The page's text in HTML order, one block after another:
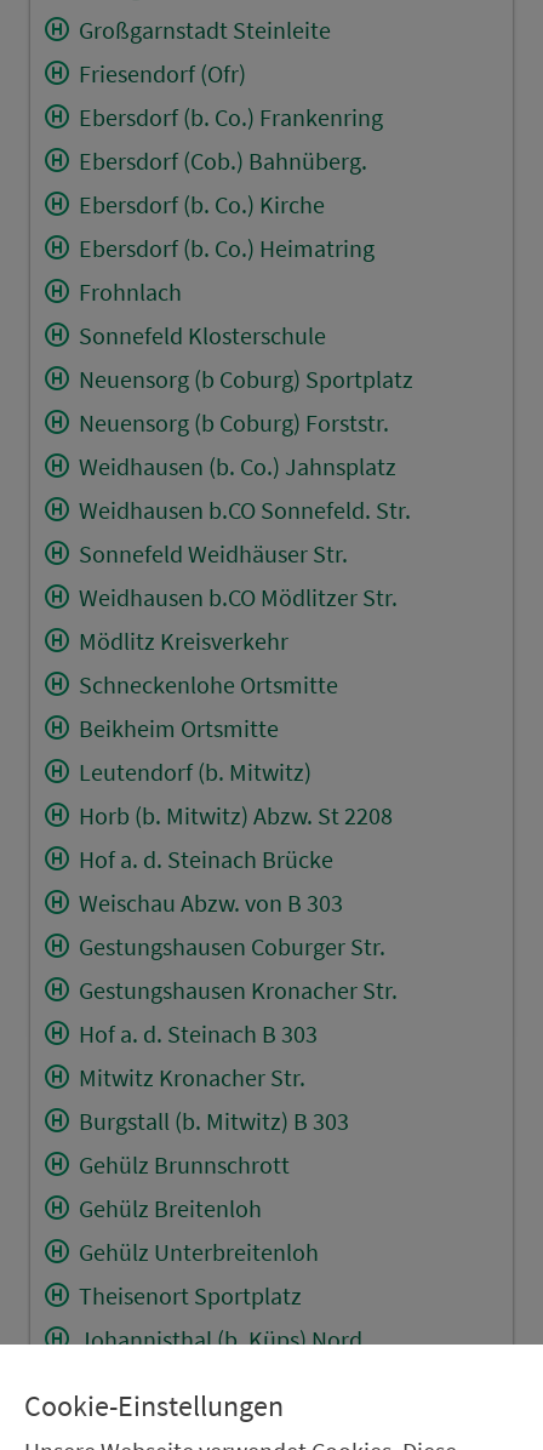
Großgarnstadt Steinleite
Friesendorf (Ofr)
Ebersdorf (b. Co.) Frankenring
Ebersdorf (Cob.) Bahnüberg.
Ebersdorf (b. Co.) Kirche
Ebersdorf (b. Co.) Heimatring
Frohnlach
Sonnefeld Klosterschule
Neuensorg (b Coburg) Sportplatz
Neuensorg (b Coburg) Forststr.
Weidhausen (b. Co.) Jahnsplatz
Weidhausen b.CO Sonnefeld. Str.
Sonnefeld Weidhäuser Str.
Weidhausen b.CO Mödlitzer Str.
Mödlitz Kreisverkehr
Schneckenlohe Ortsmitte
Beikheim Ortsmitte
Leutendorf (b. Mitwitz)
Horb (b. Mitwitz) Abzw. St 2208
Hof a. d. Steinach Brücke
Weischau Abzw. von B 303
Gestungshausen Coburger Str.
Gestungshausen Kronacher Str.
Hof a. d. Steinach B 303
Mitwitz Kronacher Str.
Burgstall (b. Mitwitz) B 303
Gehülz Brunnschrott
Gehülz Breitenloh
Gehülz Unterbreitenloh
Theisenort Sportplatz
Johannisthal (b. Küps) Nord
Kronach Busbahnhof
Cookie-Einstellungen